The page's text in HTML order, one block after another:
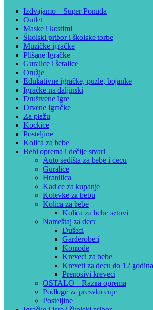
Izdvajamo – Super Ponuda
Outlet
Maske i kostimi
Školski pribor i školske torbe
Muzičke igračke
Plišane Igračke
Guralice i šetalice
Oružje
Edukativne igračke, puzle, bojanke
Igračke na daljinski
Društvene Igre
Drvene igračke
Za plažu
Kockice
Posteljine
Kolica za bebe
Bebi oprema i dečije stvari
Auto sedišta za bebe i decu
Guralice
Hranilica
Kadice za kupanje
Kolevke za bebu
Kolica za bebe
Kolica za bebe setovi
Nameštaj za decu
Dušeci
Garderoberi
Komode
Kreveci za bebe
Kreveti za decu do 12 godina
Prenosivi kreveci
OSTALO – Razna oprema
Podloge za presvlacenje
Posteljine